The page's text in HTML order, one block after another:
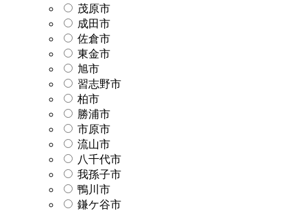
茂原市
成田市
佐倉市
東金市
旭市
習志野市
柏市
勝浦市
市原市
流山市
八千代市
我孫子市
鴨川市
鎌ケ谷市